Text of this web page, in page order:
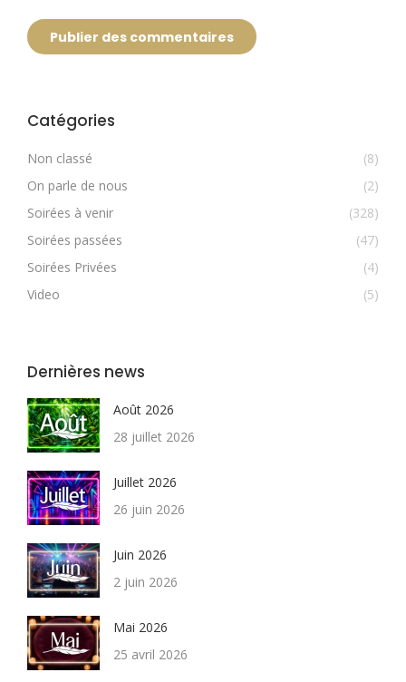
Publier des commentaires
Catégories
Non classé
(8)
On parle de nous
(2)
Soirées à venir
(328)
Soirées passées
(47)
Soirées Privées
(4)
Video
(5)
Dernières news
Août 2026
28 juillet 2026
Juillet 2026
26 juin 2026
Juin 2026
2 juin 2026
Mai 2026
25 avril 2026